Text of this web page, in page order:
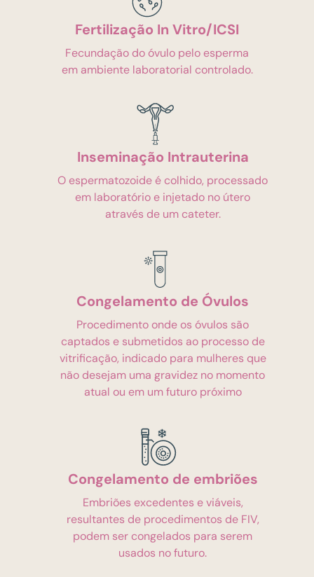
Fertilização In Vitro/ICSI
Fecundação do óvulo pelo esperma
em ambiente laboratorial controlado.
Inseminação Intrauterina
O espermatozoide é colhido, processado
em laboratório e injetado no útero
através de um cateter.
Congelamento de Óvulos
Procedimento onde os óvulos são
captados e submetidos ao processo de
vitrificação, indicado para mulheres que
não desejam uma gravidez no momento
atual ou em um futuro próximo
Congelamento de embriões
Embriões excedentes e viáveis,
resultantes de procedimentos de FIV,
podem ser congelados para serem
usados no futuro.